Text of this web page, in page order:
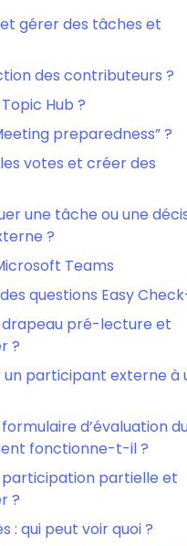
gérer des tâches et
des contributeurs ?
Hub ?
preparedness” ?
votes et créer des
une tâche ou une
?
Teams
questions Easy
drapeau pré-lecture et
?
participant externe à
d’évaluation
fonctionne-t-il ?
participation partielle et
?
: qui peut voir quoi ?